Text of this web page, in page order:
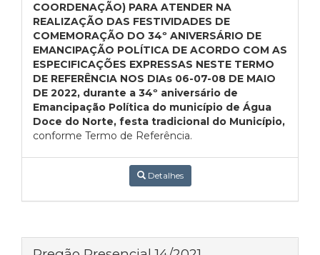
COORDENAÇÃO) PARA ATENDER NA
REALIZAÇÃO DAS FESTIVIDADES DE
COMEMORAÇÃO DO 34º ANIVERSÁRIO DE
EMANCIPAÇÃO POLÍTICA DE ACORDO COM AS
ESPECIFICAÇÕES EXPRESSAS NESTE TERMO
DE REFERÊNCIA NOS DIAs 06-07-08 DE MAIO
DE 2022, durante a 34º aniversário de
Emancipação Política do município de Água
Doce do Norte, festa tradicional do Município,
conforme Termo de Referência.
Detalhes